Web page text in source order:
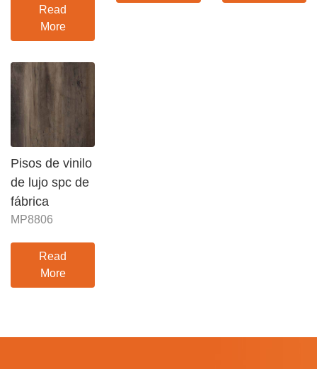
Read
More
Pisos de vinilo
de lujo spc de
fábrica
MP8806
Read
More